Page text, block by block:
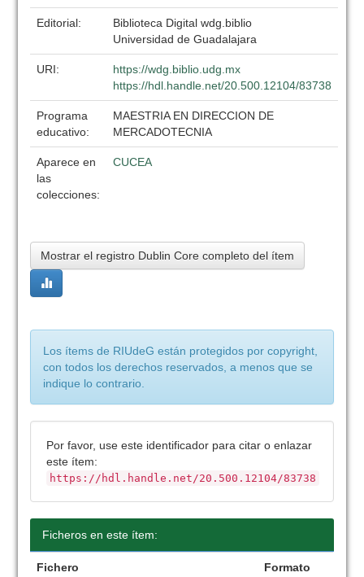
Editorial:
Biblioteca Digital wdg.biblio
Universidad de Guadalajara
URI:
https://wdg.biblio.udg.mx
https://hdl.handle.net/20.500.12104/83738
Programa
educativo:
MAESTRIA EN DIRECCION DE
MERCADOTECNIA
Aparece en
las
colecciones:
CUCEA
Mostrar el registro Dublin Core completo del ítem
Los ítems de RIUdeG están protegidos por copyright,
con todos los derechos reservados, a menos que se
indique lo contrario.
Por favor, use este identificador para citar o enlazar
este ítem:
https://hdl.handle.net/20.500.12104/83738
Ficheros en este ítem:
Fichero Formato